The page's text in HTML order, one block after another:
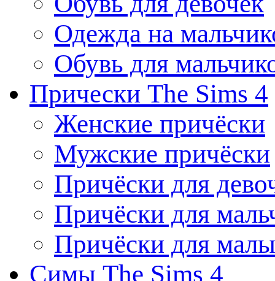
Одежда на
Обувь для
Прически The Sims 4
Женские причёски
Мужские причёски
Причёски для
Причёски для
Причёски для
Симы The Sims 4